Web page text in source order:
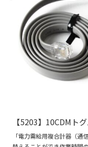
【5203】10CDMト
「電力需給用複合計器（